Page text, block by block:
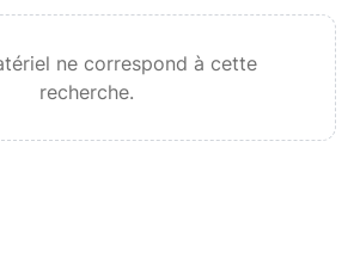
ne correspond à cette
recherche.